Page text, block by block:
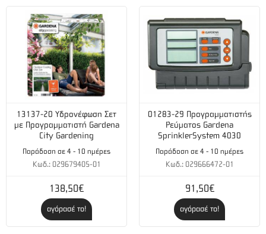
13137-20 Υδρονέφωση Σετ
με Προγραμματιστή Gardena
City Gardening
Παράδοση σε 4 - 10 ημέρες
Κωδ.: 029679405-01
138,50€
αγόρασέ το!
01283-29 Προγραμματιστής
Ρεύματος Gardena
SprinklerSystem 4030
Παράδοση σε 4 - 10 ημέρες
Κωδ.: 029666472-01
91,50€
αγόρασέ το!